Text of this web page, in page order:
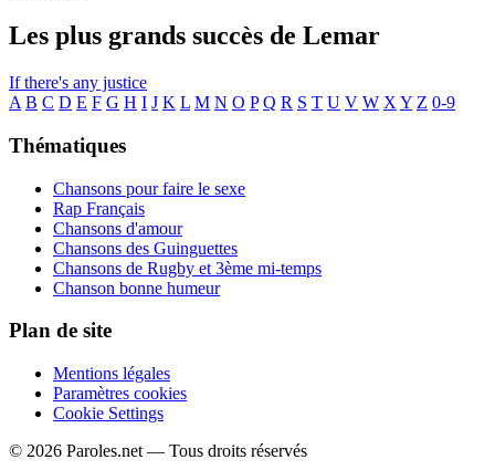
Les plus grands succès de Lemar
If there's any justice
A B C D E F G H I J K L M N O P Q R S T U V W X Y Z 0-9
Thématiques
Chansons pour faire le sexe
Rap Français
Chansons d'amour
Chansons des Guinguettes
Chansons de Rugby et 3ème mi-temps
Chanson bonne humeur
Plan de site
Mentions légales
Paramètres cookies
Cookie Settings
© 2026 Paroles.net — Tous droits réservés